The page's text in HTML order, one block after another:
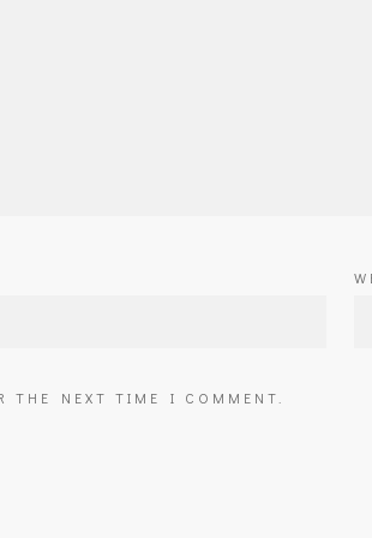
THE NEXT TIME I COMMENT.